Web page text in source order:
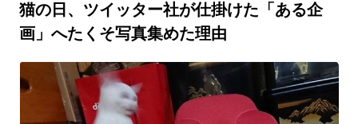
猫の日、ツイッター社が仕掛けた「ある企
画」へたくそ写真集めた理由